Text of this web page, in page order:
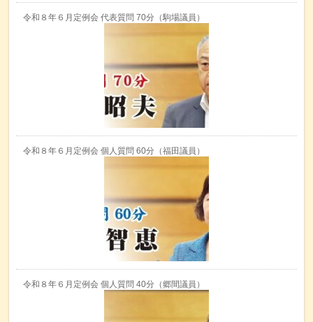
令和８年６月定例会 代表質問 70分（駒場議員）
令和８年６月定例会 個人質問 60分（福田議員）
令和８年６月定例会 個人質問 40分（郷間議員）